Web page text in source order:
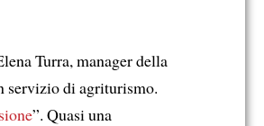
Turra, manager della
servizio di agriturismo.
”. Quasi una